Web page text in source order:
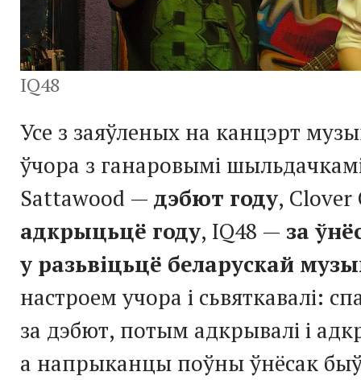
IQ48
Усе з заяўленых на канцэрт
ўчора з ганаровымі
Sattawood — дэбют году,
адкрыцьцё году, IQ48 — за
у разьвіцьцё беларускай
настроем учора і сьвяткавалі:
за дэбют, потым адкрывалі і
а напрыканцы поўны ўнёсак